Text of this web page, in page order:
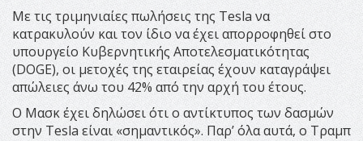
Με τις τριμηνιαίες πωλήσεις της Tesla να
κατρακυλούν και τον ίδιο να έχει απορροφηθεί στο
υπουργείο Κυβερνητικής Αποτελεσματικότητας
(DOGE), οι μετοχές της εταιρείας έχουν καταγράψει
απώλειες άνω του 42% από την αρχή του έτους.
Ο Μασκ έχει δηλώσει ότι ο αντίκτυπος των δασμών
στην Tesla είναι «σημαντικός». Παρ’ όλα αυτά, ο Τραμπ